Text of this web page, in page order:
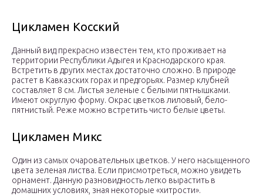
Цикламен Косский
Данный вид прекрасно известен тем, кто проживает на
территории Республики Адыгея и Краснодарского края.
Встретить в других местах достаточно сложно. В природе
растет в Кавказских горах и предгорьях. Размер клубней
составляет 8 см. Листья зеленые с белыми пятнышками.
Имеют округлую форму. Окрас цветков лиловый, бело-
пятнистый. Реже можно встретить чисто белые цветы.
Цикламен Микс
Один из самых очаровательных цветков. У него насыщенного
цвета зеленая листва. Если присмотреться, можно увидеть
орнамент. Данную разновидность легко вырастить в
домашних условиях, зная некоторые «хитрости».